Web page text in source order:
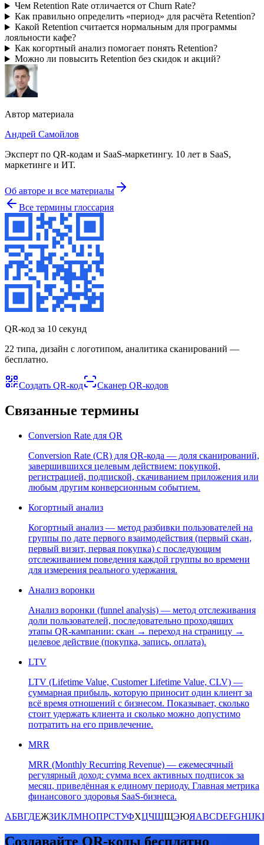
Чем Retention Rate отличается от Churn Rate?
Как правильно определить «период» для расчёта Retention?
Какой Retention считается нормальным для программы
лояльности кафе?
Как когортный анализ помогает понять Retention?
Можно ли повысить Retention без скидок и акций?
Автор материала
Андрей Самойлов
Эксперт по QR-кодам и SaaS-маркетингу. 10 лет в SaaS,
маркетинге и ИТ.
Об авторе и все материалы
Все термины глоссария
QR-код за 10 секунд
22 типа, дизайн с логотипом, аналитика сканирований —
бесплатно.
Создать QR-код Сканер QR-кодов
Связанные термины
Conversion Rate для QR
Conversion Rate (CR) для QR-кода — доля сканирований,
завершившихся целевым действием: покупкой,
регистрацией, подпиской, скачиванием приложения или
любым другим конверсионным событием.
Когортный анализ
Когортный анализ — метод разбивки пользователей на
группы по дате первого взаимодействия (первый скан,
первый визит, первая покупка) с последующим
отслеживанием поведения каждой группы во времени
для измерения реального удержания.
Анализ воронки
Анализ воронки (funnel analysis) — метод отслеживания
доли пользователей, последовательно проходящих
этапы QR-кампании: скан → переход на страницу →
целевое действие (покупка, запись, оплата).
LTV
LTV (Lifetime Value, Customer Lifetime Value, CLV) —
суммарная прибыль, которую приносит один клиент за
всё время отношений с бизнесом. Показывает, сколько
стоит удержать клиента и сколько можно допустимо
потратить на его привлечение.
MRR
MRR (Monthly Recurring Revenue) — ежемесячный
регулярный доход: сумма всех активных подписок за
месяц, приведённая к единому периоду. Главная метрика
финансового здоровья SaaS-бизнеса.
АБВГДЕЖЗИКЛМНОПРСТУФХЦЧШЩЭЮЯABCDEFGHIJK
Создавайте QR-коды бесплатно